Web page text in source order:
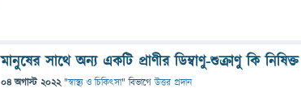
মানুষের সাথে অন্য একটি প্রাণীর ডিম্বাণু-শুক্রাণু কি
04 অগাস্ট 2022 "স্বাস্থ্য ও চিকিৎসা" বিভাগে উত্তর প্রদান